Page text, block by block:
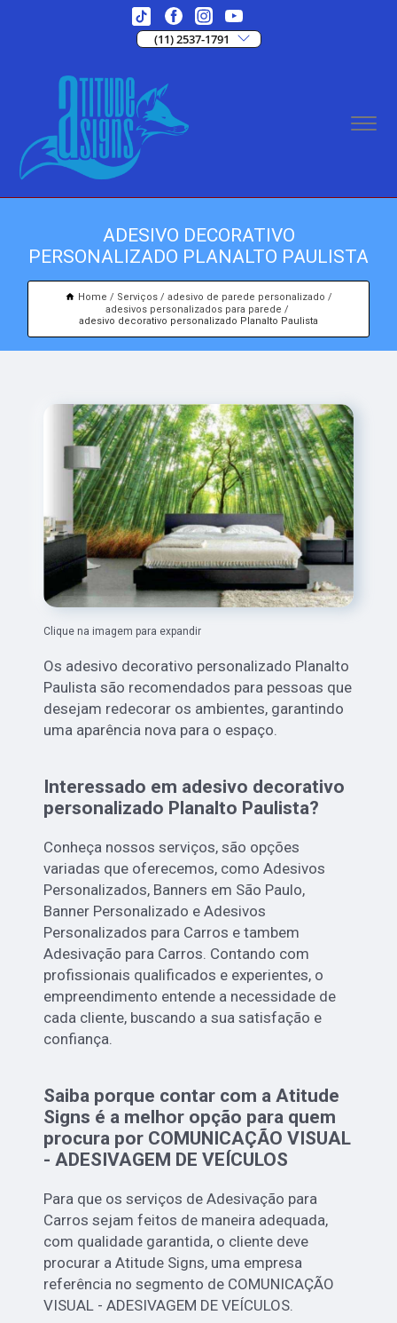
(11) 2537-1791
ADESIVO DECORATIVO
PERSONALIZADO PLANALTO PAULISTA
Home Serviços
adesivo de parede personalizado
adesivos personalizados para parede
adesivo decorativo personalizado Planalto Paulista
Clique na imagem para expandir
Os adesivo decorativo personalizado Planalto
Paulista são recomendados para pessoas que
desejam redecorar os ambientes, garantindo
uma aparência nova para o espaço.
Interessado em adesivo decorativo
personalizado Planalto Paulista?
Conheça nossos serviços, são opções
variadas que oferecemos, como Adesivos
Personalizados, Banners em São Paulo,
Banner Personalizado e Adesivos
Personalizados para Carros e tambem
Adesivação para Carros. Contando com
profissionais qualificados e experientes, o
empreendimento entende a necessidade de
cada cliente, buscando a sua satisfação e
confiança.
Saiba porque contar com a Atitude
Signs é a melhor opção para quem
procura por COMUNICAÇÃO VISUAL
- ADESIVAGEM DE VEÍCULOS
Para que os serviços de Adesivação para
Carros sejam feitos de maneira adequada,
com qualidade garantida, o cliente deve
procurar a Atitude Signs, uma empresa
referência no segmento de COMUNICAÇÃO
VISUAL - ADESIVAGEM DE VEÍCULOS.